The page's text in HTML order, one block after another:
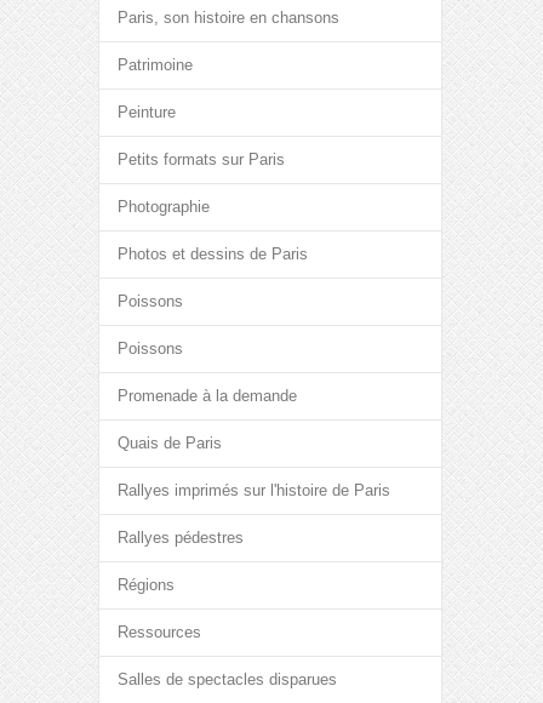
Paris, son histoire en chansons
Patrimoine
Peinture
Petits formats sur Paris
Photographie
Photos et dessins de Paris
Poissons
Poissons
Promenade à la demande
Quais de Paris
Rallyes imprimés sur l'histoire de Paris
Rallyes pédestres
Régions
Ressources
Salles de spectacles disparues